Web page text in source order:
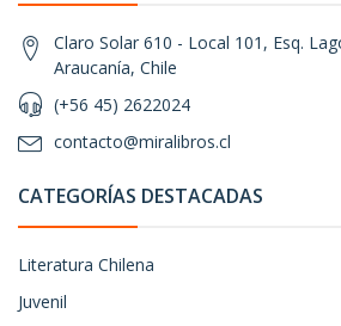
Claro Solar 610 - Local 101, Esq.
Araucanía, Chile
(+56 45) 2622024
contacto@miralibros.cl
CATEGORÍAS DESTACADAS
Literatura Chilena
Juvenil